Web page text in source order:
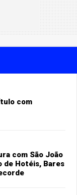
com
com São João
de Hotéis, Bares